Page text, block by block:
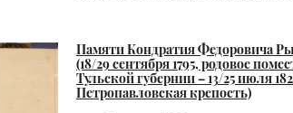
Памяти Кондратия Федоровича
(18/29 сентября 1795, родовое
Тульской губернии – 13/25 июля
Петропавловская крепость)